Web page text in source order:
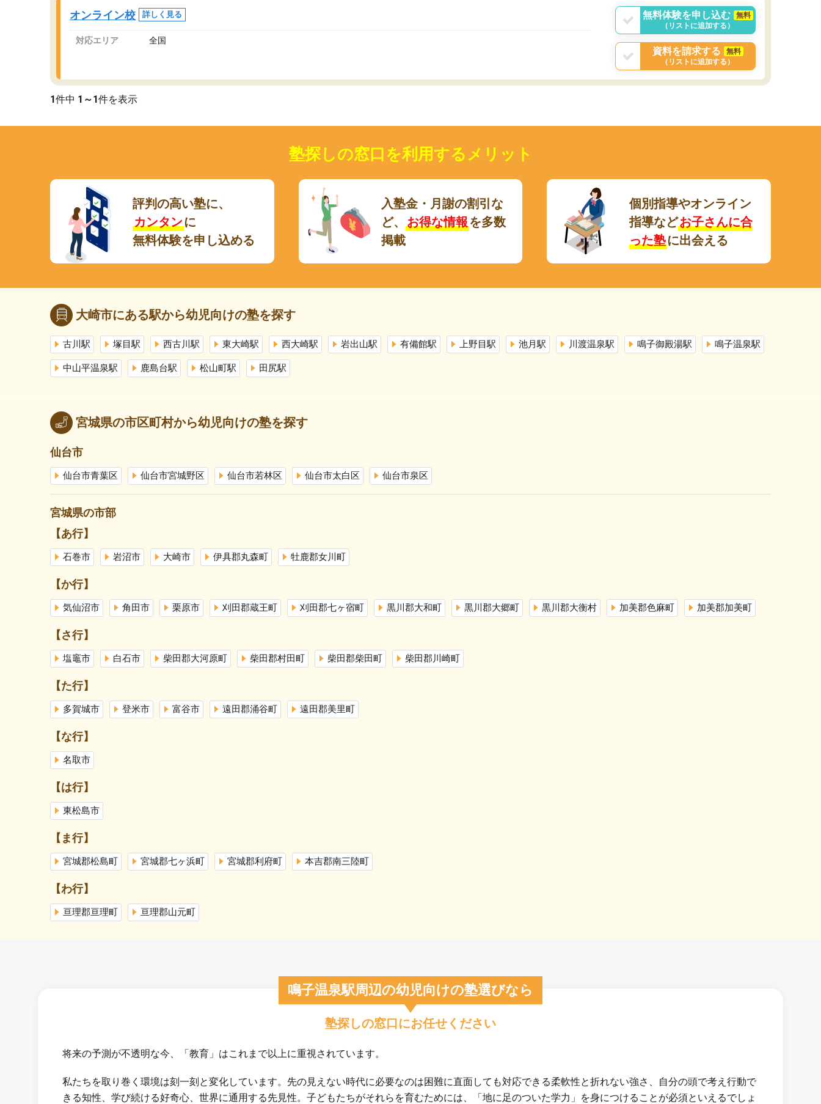
2ヶ月で担当講師の方がお辞めになると言う事で
講師変更の申し出があり、あまりに短期での変
更だった為、塾に通う事にして退会しました。
遅れも取り戻せ、授業内容や講師の方は良かっ
と感じました。
オンライン校 詳しく見る
対応エリア 全国
無料体験を申し込む
無料
（リストに追加する）
資料を請求する
無料
（リストに追加する）
1件中 1～1件を表示
塾探しの窓口を利用するメリット
評判の高い塾に、
カンタン に
無料体験を申し込める
入塾金・月謝の割引な
ど、
お得な情報 を多数
掲載
個別指導やオンライン
指導などお子さんに合
った塾に出会える
大崎市にある駅から幼児向けの塾を探す
古川駅 塚目駅 西古川駅 東大崎駅 西大崎駅 岩出山駅 有備館駅 上野目駅 池月駅 川渡温泉駅 鳴子御殿湯駅 鳴子温泉駅
中山平温泉駅 鹿島台駅 松山町駅 田尻駅
宮城県の市区町村から幼児向けの塾を探す
仙台市
仙台市青葉区 仙台市宮城野区 仙台市若林区 仙台市太白区 仙台市泉区
宮城県の市部
【あ行】
石巻市 岩沼市 大崎市 伊具郡丸森町 牡鹿郡女川町
【か行】
気仙沼市 角田市 栗原市 刈田郡蔵王町 刈田郡七ヶ宿町 黒川郡大和町 黒川郡大郷町 黒川郡大衡村 加美郡色麻町 加美郡加美町
【さ行】
塩竈市 白石市 柴田郡大河原町 柴田郡村田町 柴田郡柴田町 柴田郡川崎町
【た行】
多賀城市 登米市 富谷市 遠田郡涌谷町 遠田郡美里町
【な行】
名取市
【は行】
東松島市
【ま行】
宮城郡松島町 宮城郡七ヶ浜町 宮城郡利府町 本吉郡南三陸町
【わ行】
亘理郡亘理町 亘理郡山元町
鳴子温泉駅周辺の幼児向けの塾選びなら
塾探しの窓口にお任せください
将来の予測が不透明な今、「教育」はこれまで以上に重視されています。
私たちを取り巻く環境は刻一刻と変化しています。先の見えない時代に必要なのは困難に直面しても対応できる柔軟性と折れない強さ、自分の頭で考え行動で
きる知性、学び続ける好奇心、世界に通用する先見性。子どもたちがそれらを育むためには、「地に足のついた学力」を身につけることが必須といえるでしょ